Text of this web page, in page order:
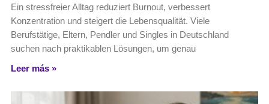
Ein stressfreier Alltag reduziert Burnout, verbessert
Konzentration und steigert die Lebensqualität. Viele
Berufstätige, Eltern, Pendler und Singles in Deutschland
suchen nach praktikablen Lösungen, um genau
Leer más »